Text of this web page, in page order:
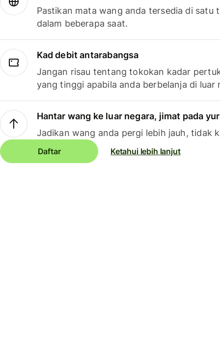
Pastikan mata wang anda tersedia di satu
dalam beberapa saat.
Kad debit antarabangsa
Jangan risau tentang tokokan kadar
yang tinggi apabila anda berbelanja di luar
Hantar wang ke luar negara, jimat pada
Jadikan wang anda pergi lebih jauh, tidak
Daftar Ketahui lebih lanjut